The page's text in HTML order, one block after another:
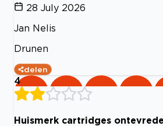
28 July 2026
Jan Nelis
Drunen
delen
4
Huismerk cartridges